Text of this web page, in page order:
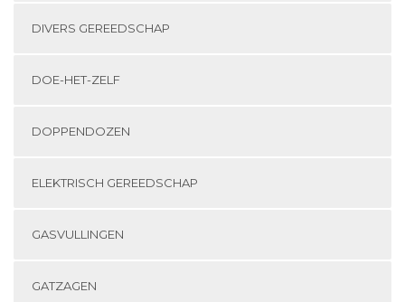
DIVERS GEREEDSCHAP
DOE-HET-ZELF
DOPPENDOZEN
ELEKTRISCH GEREEDSCHAP
GASVULLINGEN
GATZAGEN